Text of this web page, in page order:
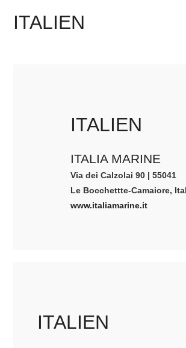
ITALIEN
ITALIEN
ITALIA MARINE
Via dei Calzolai 90 | 55041
Le Bocchettte-Camaiore,
www.italiamarine.it
ITALIEN